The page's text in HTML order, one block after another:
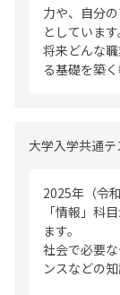
力や、自分
としています
将来どんな
る基礎を築く
大学入学共通
2025年（令
「情報」科
ます。
社会で必要
ンスなどの